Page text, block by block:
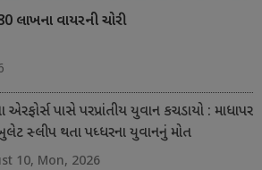
લાખના વાયરની ચોરી
પાસે પરપ્રાંતીય યુવાન કચડાયો : માધાપર
સ્લીપ થતા પધ્ધરના યુવાનનું મોત
10, Mon, 2026